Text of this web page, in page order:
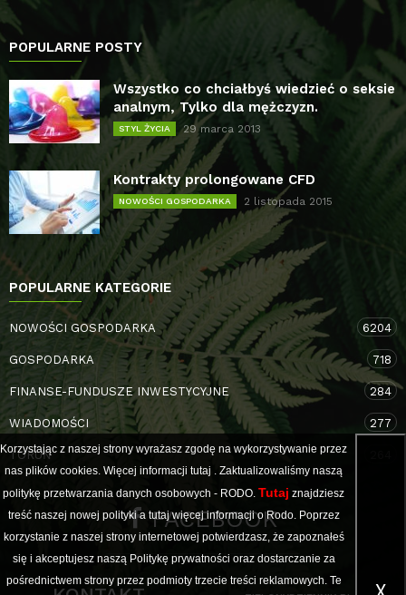
POPULARNE POSTY
Wszystko co chciałbyś wiedzieć o seksie
analnym, Tylko dla mężczyzn.
STYL ŻYCIA 29 marca 2013
Kontrakty prolongowane CFD
NOWOŚCI GOSPODARKA 2 listopada 2015
POPULARNE KATEGORIE
NOWOŚCI GOSPODARKA 6204
GOSPODARKA 718
FINANSE-FUNDUSZE INWESTYCYJNE 284
WIADOMOŚCI 277
TORUŃ
FACEBOOK
Korzystając z naszej strony wyrażasz zgodę na wykorzystywanie przez
nas plików cookies. Więcej informacji tutaj . Zaktualizowaliśmy naszą
politykę przetwarzania danych osobowych - RODO. Tutaj znajdziesz
treść naszej nowej polityki a tutajwięcej informacji o Rodo. Poprzez
korzystanie z naszej strony internetowej potwierdzasz, że zapoznałeś
się i akceptujesz naszą Politykę prywatności oraz dostarczanie za
pośrednictwem strony przez podmioty trzecie treści reklamowych. Te